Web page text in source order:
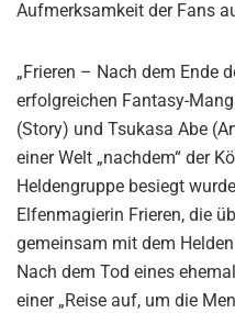
Aufmerksamkeit der Fans
„Frieren – Nach dem Ende
erfolgreichen Fantasy-
(Story) und Tsukasa Abe
einer Welt „nachdem“ der
Heldengruppe besiegt
Elfenmagierin Frieren, die
gemeinsam mit dem
Nach dem Tod eines
einer „Reise auf, um die